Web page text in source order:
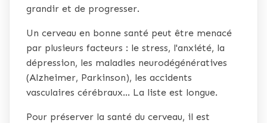
grandir et de progresser.
Un cerveau en bonne santé peut être menacé
par plusieurs facteurs : le stress, l'anxiété, la
dépression, les maladies neurodégénératives
(Alzheimer, Parkinson), les accidents
vasculaires cérébraux... La liste est longue.
Pour préserver la santé du cerveau, il est